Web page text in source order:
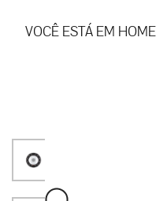
VOCÊ ESTÁ EM HOME